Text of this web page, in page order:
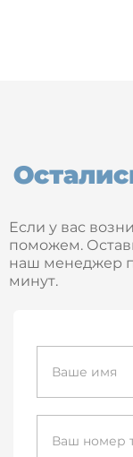
Если у вас
поможем.
наш менеджер
минут.